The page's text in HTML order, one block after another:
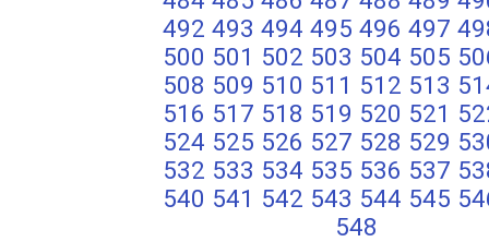
492 493 494 495 496 497
500 501 502 503 504 505
508 509 510 511 512 513
516 517 518 519 520 521
524 525 526 527 528 529
532 533 534 535 536 537
540 541 542 543 544 545
548